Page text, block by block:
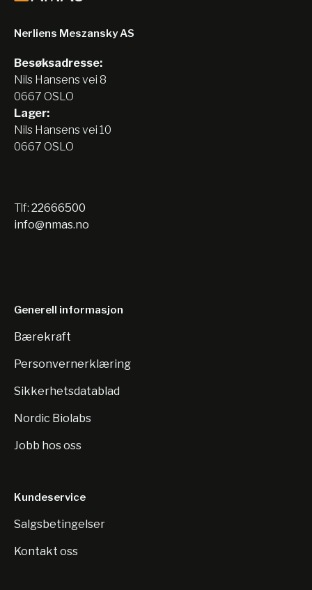
Nerliens Meszansky AS
Besøksadresse:
Nils Hansens vei 8
0667 OSLO
Lager:
Nils Hansens vei 10
0667 OSLO
Tlf: 22666500
info@nmas.no
Generell informasjon
Bærekraft
Personvernerklæring
Sikkerhetsdatablad
Nordic Biolabs
Jobb hos oss
Kundeservice
Salgsbetingelser
Kontakt oss